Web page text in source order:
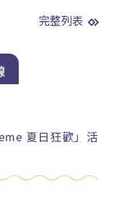
完整列表
夏日狂歡」活